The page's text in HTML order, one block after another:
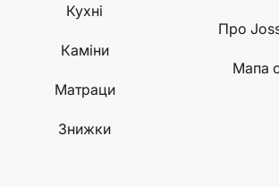
Кухні
Каміни
Матраци
Знижки
Про
Мапа